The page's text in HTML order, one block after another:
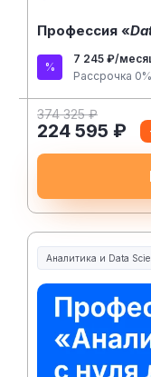
Профессия «
7 245 ₽/
Рассрочка 0%
374 325 ₽
224 595 ₽
Аналитика и Data